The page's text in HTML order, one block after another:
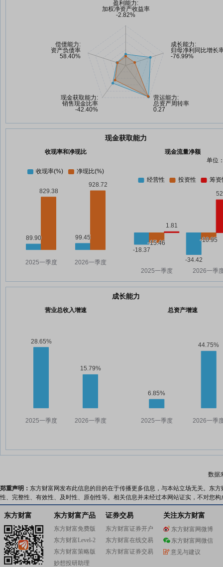
现金获取能力
收现率和净现比
现金流量净额
单位
成长能力
营业总收入增速 总资产增速
数据
郑重声明： 东方财富网发布此信息的目的在于传播更多信息，与本站立场无关。东
性、完整性、有效性、及时性、原创性等。相关信息并未经过本网站证实，不对您
东方财富 东方财富产品
东方财富免费版
东方财富Level-2
东方财富策略版
妙想投研助理
证券交易
东方财富证券开户
东方财富在线交易
东方财富证券交易
关注东方财富
东方财富网微博
东方财富网微信
意见与建议